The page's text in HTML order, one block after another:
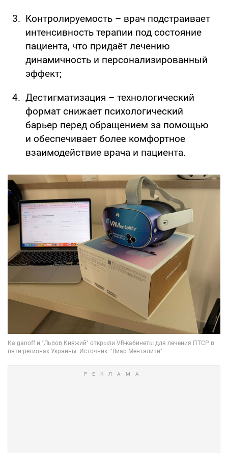
Контролируемость – врач подстраивает
интенсивность терапии под состояние
пациента, что придаёт лечению
динамичность и персонализированный
эффект;
Дестигматизация – технологический
формат снижает психологический
барьер перед обращением за помощью
и обеспечивает более комфортное
взаимодействие врача и пациента.